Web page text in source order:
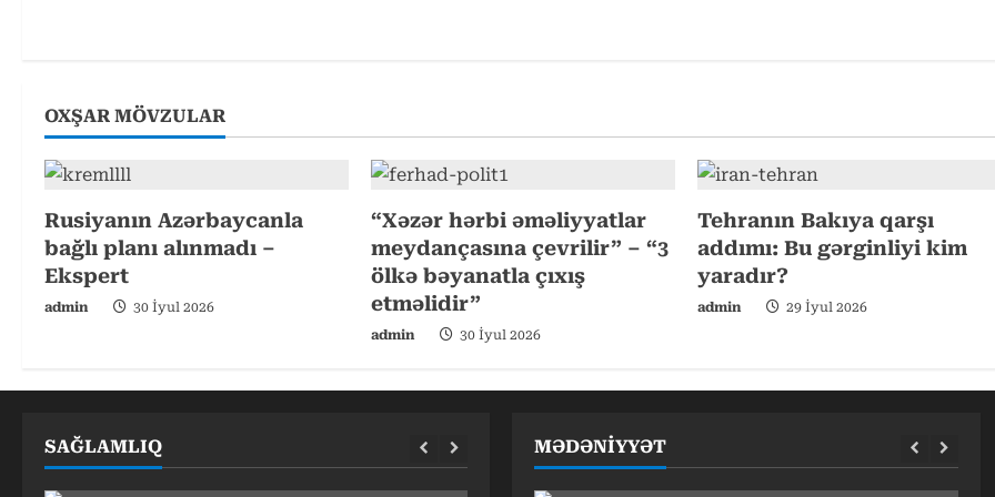
u
R
e
a
i
n
OXŞAR MÖVZULAR
Rusiyanın Azərbaycanla
bağlı planı alınmadı –
Ekspert
admin 30 İyul 2026
“Xəzər hərbi əməliyyatlar
meydançasına çevrilir” – “3
ölkə bəyanatla çıxış
etməlidir”
admin 30 İyul 2026
Tehranın Bakıya qarşı
addımı: Bu gərginliyi kim
yaradır?
admin 29 İyul 2026
SAĞLAMLIQ MƏDƏNİYYƏT